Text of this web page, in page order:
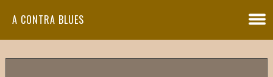
A CONTRA BLUES